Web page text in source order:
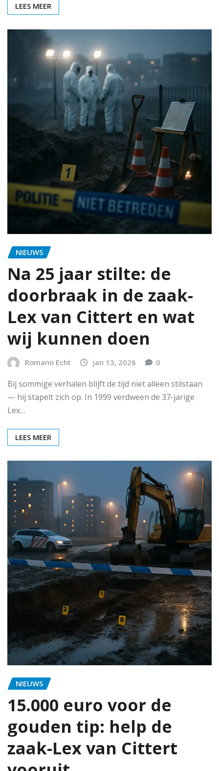
LEES MEER
NIEUWS
Na 25 jaar stilte: de
doorbraak in de zaak-
Lex van Cittert en wat
wij kunnen doen
Romano Echt jan 13, 2026 0
Bij sommige verhalen blijft de tijd niet alleen stilstaan
— hij stapelt zich op. In 1999 verdween de 37-jarige
Lex…
LEES MEER
NIEUWS
15.000 euro voor de
gouden tip: help de
zaak-Lex van Cittert